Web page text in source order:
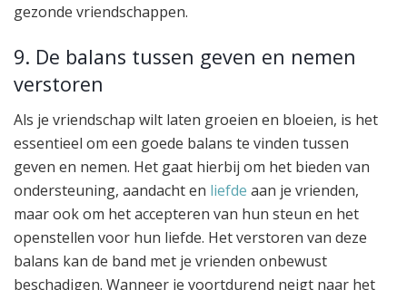
gezonde vriendschappen.
9. De balans tussen geven en nemen
verstoren
Als je vriendschap wilt laten groeien en bloeien, is het
essentieel om een goede balans te vinden tussen
geven en nemen. Het gaat hierbij om het bieden van
ondersteuning, aandacht en liefde aan je vrienden,
maar ook om het accepteren van hun steun en het
openstellen voor hun liefde. Het verstoren van deze
balans kan de band met je vrienden onbewust
beschadigen. Wanneer je voortdurend neigt naar het